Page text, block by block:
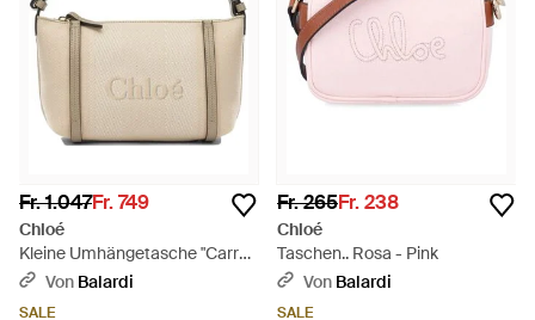
Fr. 1.047Fr. 749
Chloé
Kleine Umhängetasche "Carry"
von - Mettallic
Von Balardi
SALE
Fr. 265Fr. 238
Chloé
Taschen.. Rosa - Pink
Von Balardi
SALE